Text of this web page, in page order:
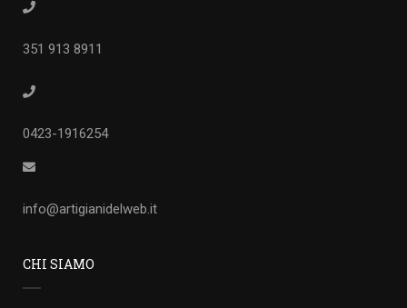
351 913 8911
0423-1916254
info@artigianidelweb.it
CHI SIAMO